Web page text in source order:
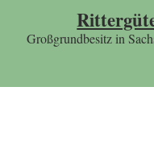
Großgrundbesitz in